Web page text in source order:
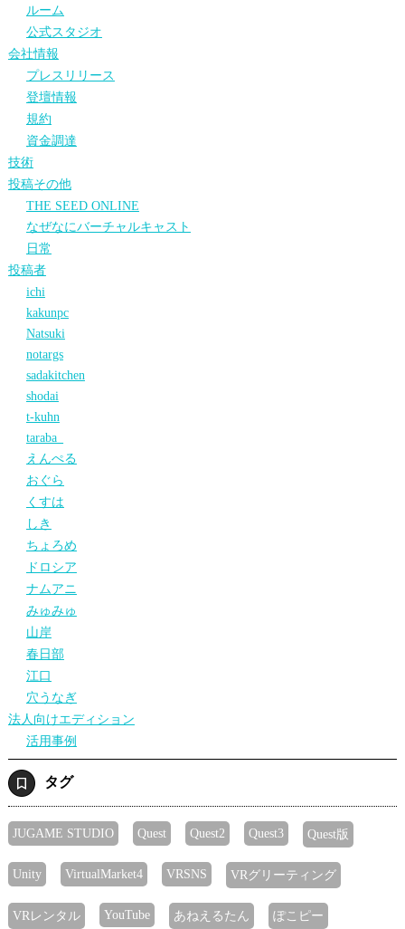
ルーム
公式スタジオ
会社情報
プレスリリース
登壇情報
規約
資金調達
技術
投稿その他
THE SEED ONLINE
なぜなにバーチャルキャスト
日常
投稿者
ichi
kakunpc
Natsuki
notargs
sadakitchen
shodai
t-kuhn
taraba_
えんぺる
おぐら
くすは
しき
ちょろめ
ドロシア
ナムアニ
みゅみゅ
山岸
春日部
江口
穴うなぎ
法人向けエディション
活用事例
タグ
JUGAME STUDIO Quest Quest2 Quest3 Quest版
Unity VirtualMarket4 VRSNS VRグリーティング
VRレンタル YouTube あねえるたん ぽこピー